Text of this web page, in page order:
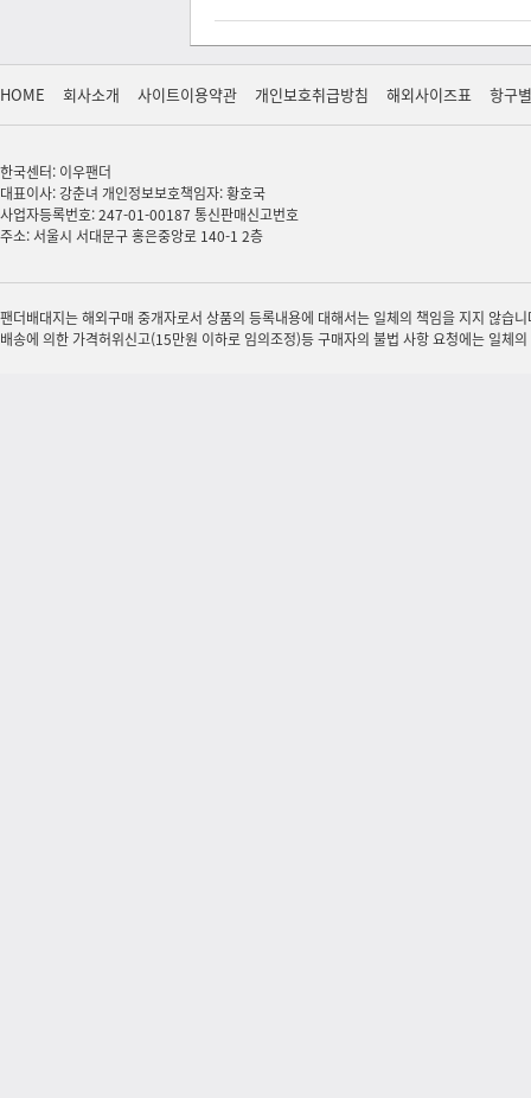
HOME 회사소개 사이트이용약관 개인보호취급방침 해외사이즈표 항구
한국센터: 이우팬더
대표이사: 강춘녀 개인정보보호책임자: 황호국
사업자등록번호: 247-01-00187 통신판매신고번호
주소: 서울시 서대문구 홍은중앙로 140-1 2층
팬더배대지는 해외구매 중개자로서 상품의 등록내용에 대해서는 일체의 책임을 지지 않습
배송에 의한 가격허위신고(15만원 이하로 임의조정)등 구매자의 불법 사항 요청에는 일체